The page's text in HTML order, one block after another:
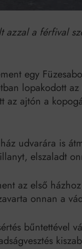
azzal a férfival
egy
lopakodott
az ajtón a
udvarára is
elszaladt
az első
onnan a
bűntettével